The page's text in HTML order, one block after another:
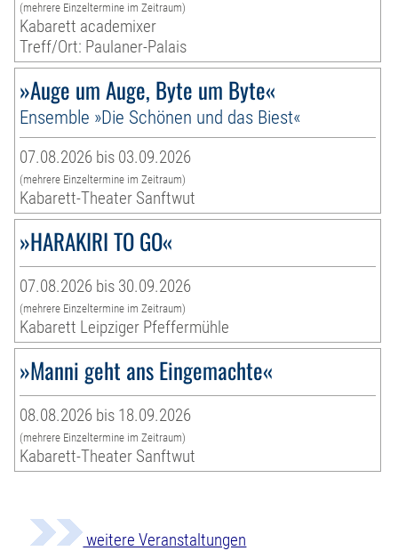
(mehrere Einzeltermine im Zeitraum)
Kabarett academixer
Treff/Ort: Paulaner-Palais
»Auge um Auge, Byte um Byte«
Ensemble »Die Schönen und das Biest«
07.08.2026 bis 03.09.2026
(mehrere Einzeltermine im Zeitraum)
Kabarett-Theater Sanftwut
»HARAKIRI TO GO«
07.08.2026 bis 30.09.2026
(mehrere Einzeltermine im Zeitraum)
Kabarett Leipziger Pfeffermühle
»Manni geht ans Eingemachte«
08.08.2026 bis 18.09.2026
(mehrere Einzeltermine im Zeitraum)
Kabarett-Theater Sanftwut
weitere Veranstaltungen